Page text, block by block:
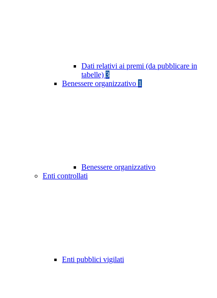
Dati relativi ai premi (da pubblicare in
tabelle) 3
Benessere organizzativo 1
Benessere organizzativo
Enti controllati
Enti pubblici vigilati